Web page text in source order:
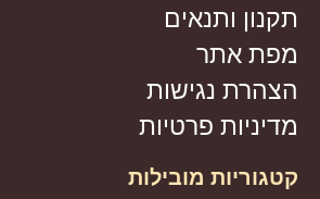
תקנון ותנאים
מפת אתר
הצהרת נגישות
מדיניות פרטיות
קטגוריות מובילות